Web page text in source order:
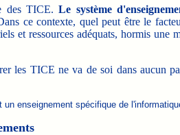
des TICE.Le système
ce contexte, quel peut être le
et ressources adéquats, hormis une
les TICE ne va de soi dans aucun
enseignement spécifique de